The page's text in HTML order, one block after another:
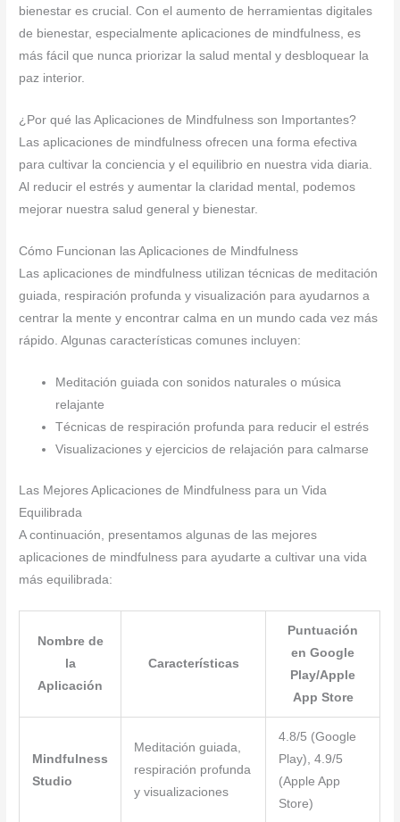
bienestar es crucial. Con el aumento de herramientas digitales
de bienestar, especialmente aplicaciones de mindfulness, es
más fácil que nunca priorizar la salud mental y desbloquear la
paz interior.
¿Por qué las Aplicaciones de Mindfulness son Importantes?
Las aplicaciones de mindfulness ofrecen una forma efectiva
para cultivar la conciencia y el equilibrio en nuestra vida diaria.
Al reducir el estrés y aumentar la claridad mental, podemos
mejorar nuestra salud general y bienestar.
Cómo Funcionan las Aplicaciones de Mindfulness
Las aplicaciones de mindfulness utilizan técnicas de meditación
guiada, respiración profunda y visualización para ayudarnos a
centrar la mente y encontrar calma en un mundo cada vez más
rápido. Algunas características comunes incluyen:
Meditación guiada con sonidos naturales o música
relajante
Técnicas de respiración profunda para reducir el estrés
Visualizaciones y ejercicios de relajación para calmarse
Las Mejores Aplicaciones de Mindfulness para un Vida
Equilibrada
A continuación, presentamos algunas de las mejores
aplicaciones de mindfulness para ayudarte a cultivar una vida
más equilibrada:
Nombre de
la
Aplicación
Características
Puntuación
en Google
Play/Apple
App Store
Mindfulness
Studio
Meditación guiada,
respiración profunda
y visualizaciones
4.8/5 (Google
Play), 4.9/5
(Apple App
Store)